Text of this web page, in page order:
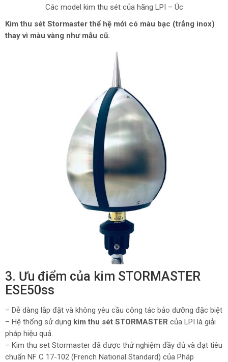
Các model kim thu sét của hãng LPI – Úc
Kim thu sét Stormaster thế hệ mới có màu bạc (trắng inox)
thay vì màu vàng như mẫu cũ.
3. Ưu điểm của kim STORMASTER
ESE50ss
– Dễ dàng lắp đặt và không yêu cầu công tác bảo dưỡng đặc biệt
– Hệ thống sử dụng kim thu sét STORMASTER của LPI là giải
pháp hiệu quả.
– Kim thu set Stormaster đã được thử nghiệm đầy đủ và đạt tiêu
chuẩn NF C 17-102 (French National Standard) của Pháp